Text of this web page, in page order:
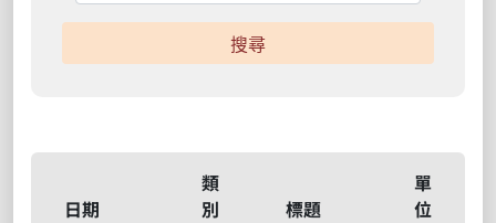
搜尋
日期
類
別
標題
單
位